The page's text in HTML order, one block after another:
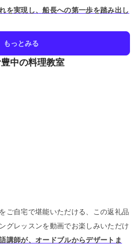
を実現し、船長への第一歩を踏み出し
もっとみる
中の料理教室
ご自宅で堪能いただける、この返礼品
グレッスンを動画でお楽しみいただけ
講師が、オードブルからデザートま